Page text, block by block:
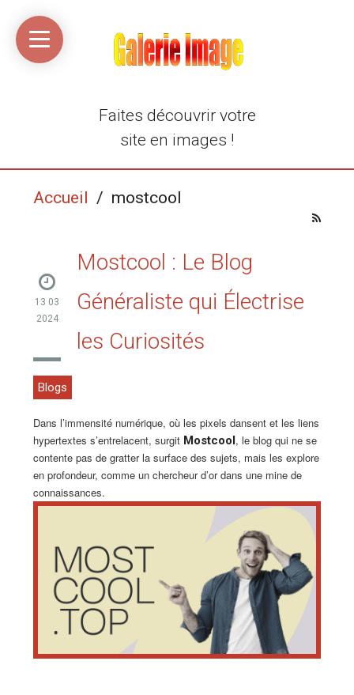
Accueil
Média
libre
Linkinaz
Katomi
compte
Twitter
@Ortegeek
compte
Flickr
Faites découvrir votre
site en images !
Accueil / mostcool
13 03
2024
Mostcool : Le Blog
Généraliste qui Électrise
les Curiosités
Blogs
Dans l’immensité numérique, où les pixels dansent et les liens
hypertextes s’entrelacent, surgit Mostcool, le blog qui ne se
contente pas de gratter la surface des sujets, mais les explore
en profondeur, comme un chercheur d’or dans une mine de
connaissances.